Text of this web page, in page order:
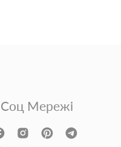
Соц Мережі